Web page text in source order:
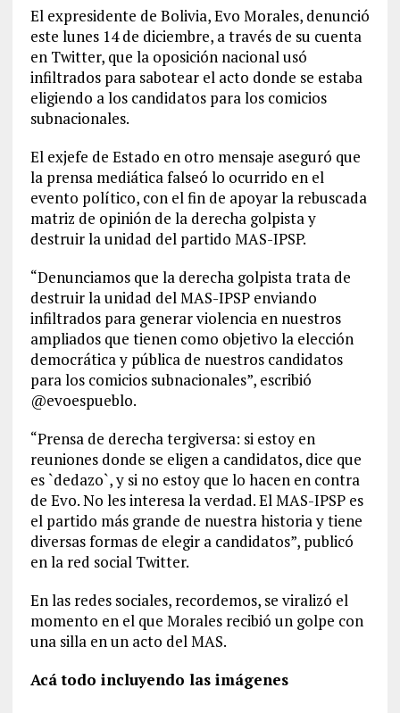
El expresidente de Bolivia, Evo Morales, denunció
este lunes 14 de diciembre, a través de su cuenta
en Twitter, que la oposición nacional usó
infiltrados para sabotear el acto donde se estaba
eligiendo a los candidatos para los comicios
subnacionales.
El exjefe de Estado en otro mensaje aseguró que
la prensa mediática falseó lo ocurrido en el
evento político, con el fin de apoyar la rebuscada
matriz de opinión de la derecha golpista y
destruir la unidad del partido MAS-IPSP.
“Denunciamos que la derecha golpista trata de
destruir la unidad del MAS-IPSP enviando
infiltrados para generar violencia en nuestros
ampliados que tienen como objetivo la elección
democrática y pública de nuestros candidatos
para los comicios subnacionales”, escribió
@evoespueblo.
“Prensa de derecha tergiversa: si estoy en
reuniones donde se eligen a candidatos, dice que
es `dedazo`, y si no estoy que lo hacen en contra
de Evo. No les interesa la verdad. El MAS-IPSP es
el partido más grande de nuestra historia y tiene
diversas formas de elegir a candidatos”, publicó
en la red social Twitter.
En las redes sociales, recordemos, se viralizó el
momento en el que Morales recibió un golpe con
una silla en un acto del MAS.
Acá todo incluyendo las imágenes